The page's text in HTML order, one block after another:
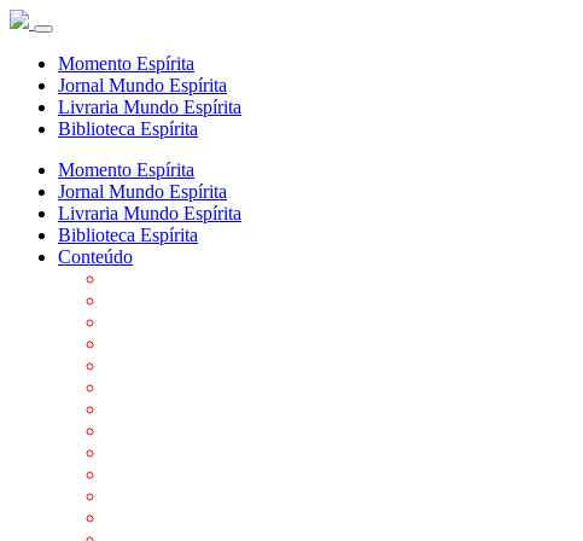
Momento Espírita
Jornal Mundo Espírita
Livraria Mundo Espírita
Biblioteca Espírita
Momento Espírita
Jornal Mundo Espírita
Livraria Mundo Espírita
Biblioteca Espírita
Conteúdo